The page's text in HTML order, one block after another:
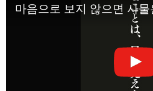
마음으로 보지 않으면 사